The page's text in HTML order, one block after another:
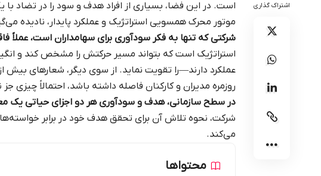
اشتراک گذاری
است. در این فضا، بسیاری از افراد هدف و سود را در تضاد
موتور محرک همسویی استراتژیک و عملکرد پایدار، نادیده
شرکتی که تنها به فکر سودآوری برای سهامداران است، عملاً
استراتژیک است که بتواند مسیر حرکتش را مشخص کند و
عملکرد دارند—را تقویت نماید. از سوی دیگر، شعارهای بیش
روزمره مدیران و کارکنان فاصله داشته باشد، احتمالاً
در سطح سازمانی، هدف و سودآوری هر دو اجزای حیاتی یک
شرکت، نحوه تلاش آن برای تحقق هدف خود در برابر
می‌کند.
محتواها